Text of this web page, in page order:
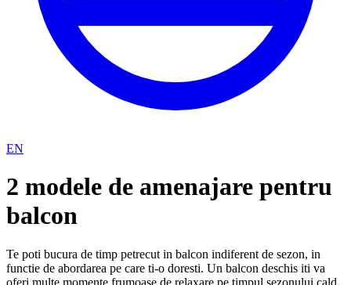
EN
2 modele de amenajare pentru
balcon
Te poti bucura de timp petrecut in balcon indiferent de sezon, in
functie de abordarea pe care ti-o doresti. Un balcon deschis iti va
oferi multe momente frumoase de relaxare pe timpul sezonului cald,